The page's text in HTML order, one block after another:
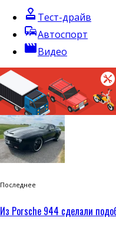
approval Тест-драйв
commuteАвтоспорт
movieВидео
Последнее
Из Porsche 944 сделали